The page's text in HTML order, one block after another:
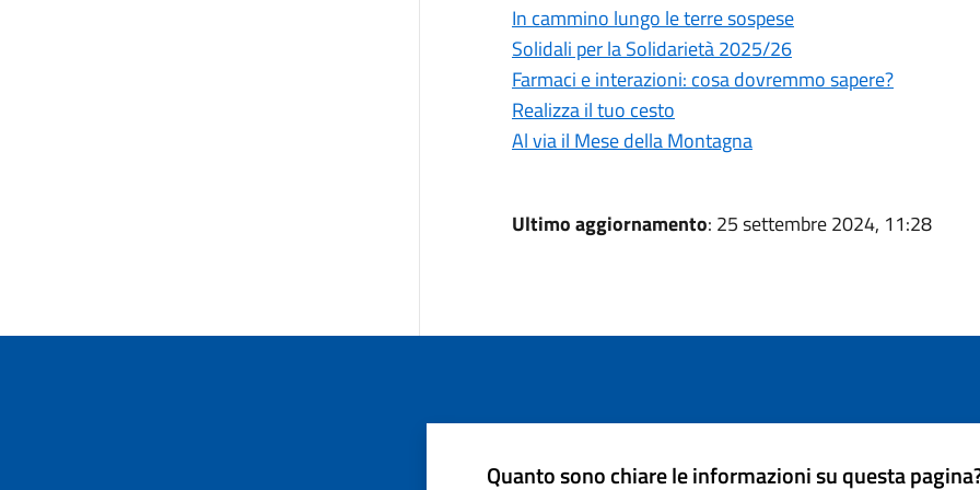
In cammino lungo le terre sospese
Solidali per la Solidarietà 2025/26
Farmaci e interazioni: cosa dovremmo sapere?
Realizza il tuo cesto
Al via il Mese della Montagna
Ultimo aggiornamento: 25 settembre 2024, 11:28
Quanto sono chiare le informazioni su questa